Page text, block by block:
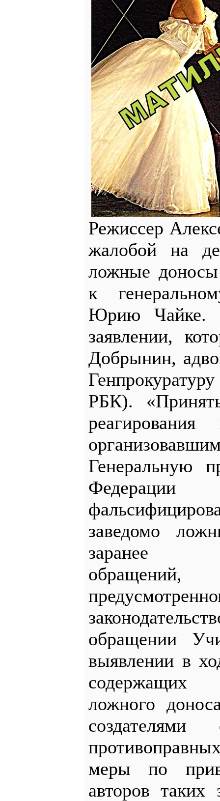
Режиссер
жалобой на
ложные
к
Юрию Чайке.
заявлении,
Добрынин,
РБК).​
Генеральную
заведомо
заранее
обращении
выявлении в
содержащих
ложного
меры по
авторов таких